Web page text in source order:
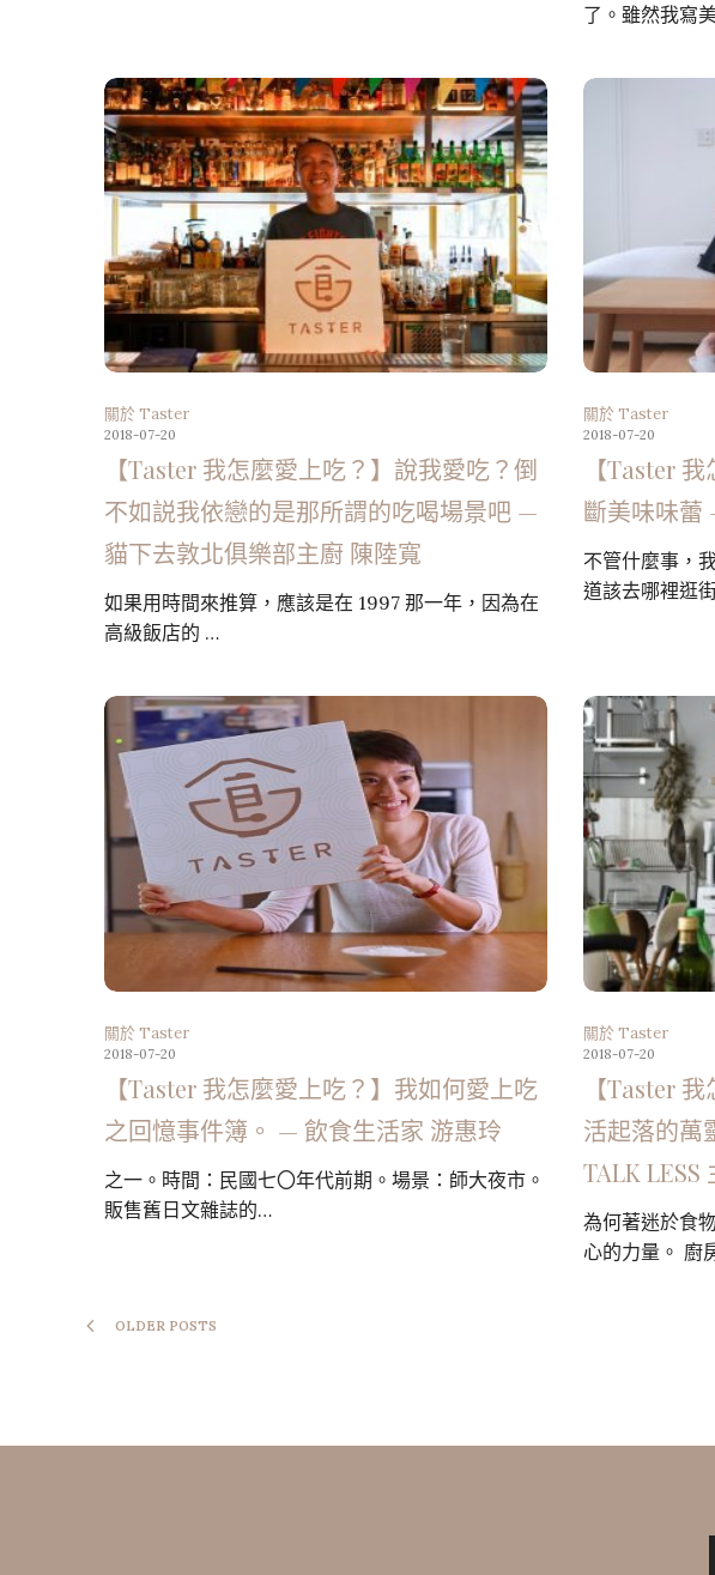
了。雖然我寫
關於 Taster
2018-07-20
【Taster 我怎麼愛上吃？】說我愛吃？倒
不如説我依戀的是那所謂的吃喝場景吧 —
貓下去敦北俱樂部主廚 陳陸寬
如果用時間來推算，應該是在 1997 那一年，因為在
高級飯店的 …
關於 Taster
2018-07-20
【Taster
斷美味味蕾
不管什麼事，
道該去哪裡逛
關於 Taster
2018-07-20
【Taster 我怎麼愛上吃？】我如何愛上吃
之回憶事件簿。 — 飲食生活家 游惠玲
之一。時間：民國七〇年代前期。場景：師大夜市。
販售舊日文雜誌的…
關於 Taster
2018-07-20
【Taster
活起落的萬
TALK LESS
為何著迷於食
心的力量。 廚
OLDER POSTS